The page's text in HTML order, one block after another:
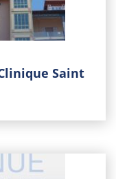
Saint